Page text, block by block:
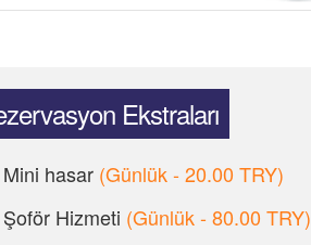
Ekstraları
Mini hasar (Günlük - 20.00 TRY)
Şoför Hizmeti (Günlük - 80.00 TRY)